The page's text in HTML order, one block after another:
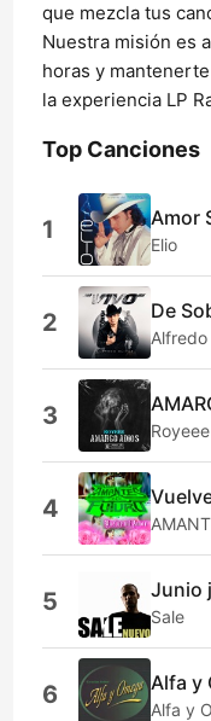
que mezcla tus
Nuestra misión es
horas y
la experiencia LP
Top Canciones
1 Amor
Elio
2 De
3 Royeee
4
5 Junio
Sale
6 Alfa y
Alfa y